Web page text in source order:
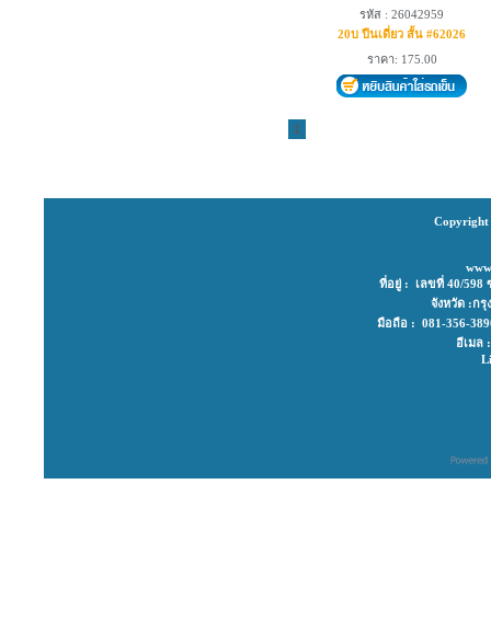
รหัส : 26042959
20บ ปืนเดี่ยว สั้น #62026
ราคา: 175.00
1
Copyright
ที่อยู่ : เลขที่ 40/598
จังหวัด :ก
มือถือ : 081-356-
อีเมล